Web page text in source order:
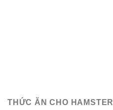
THỨC ĂN CHO HAMSTER